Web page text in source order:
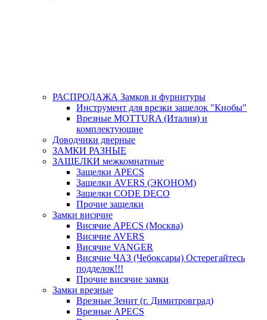
РАСПРОДАЖА Замков и фурнитуры
Инструмент для врезки защелок "Кнобы"
Врезные MOTTURA (Италия) и
комплектующие
Доводчики дверные
ЗАМКИ РАЗНЫЕ
ЗАЩЕЛКИ межкомнатные
Защелки APECS
Защелки AVERS (ЭКОНОМ)
Защелки CODE DECO
Прочие защелки
Замки висячие
Висячие APECS (Москва)
Висячие AVERS
Висячие VANGER
Висячие ЧАЗ (Чебоксары) Остерегайтесь
подделок!!!
Прочие висячие замки
Замки врезные
Врезные Зенит (г. Димитровград)
Врезные APECS